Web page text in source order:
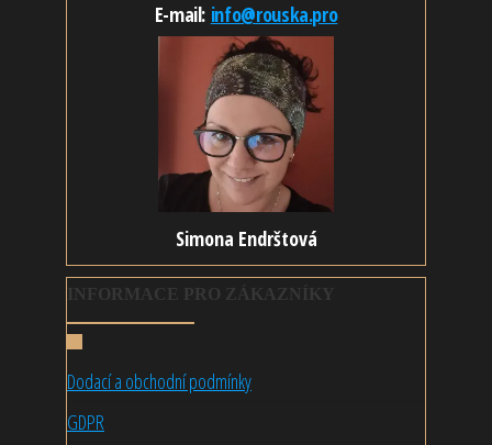
E-mail: info@rouska.pro
Simona Endrštová
INFORMACE PRO ZÁKAZNÍKY
Dodací a obchodní podmínky
GDPR